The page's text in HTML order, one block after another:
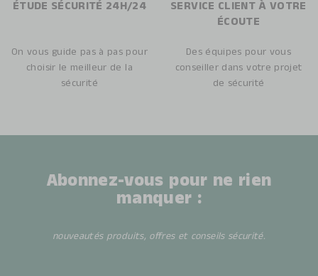
ÉTUDE SÉCURITÉ 24H/24
On vous guide pas à pas pour
choisir le meilleur de la
sécurité
SERVICE CLIENT À VOTRE
ÉCOUTE
Des équipes pour vous
conseiller dans votre projet
de sécurité
Abonnez-vous pour ne rien
manquer :
nouveautés produits, offres et conseils sécurité.